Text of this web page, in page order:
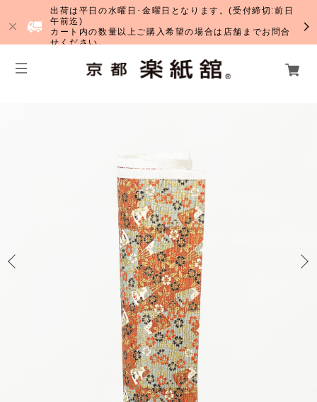
出荷は平日の水曜日･金曜日となります。(受付締切:前日
午前迄)
カート内の数量以上ご購入希望の場合は店舗までお問合
せください。